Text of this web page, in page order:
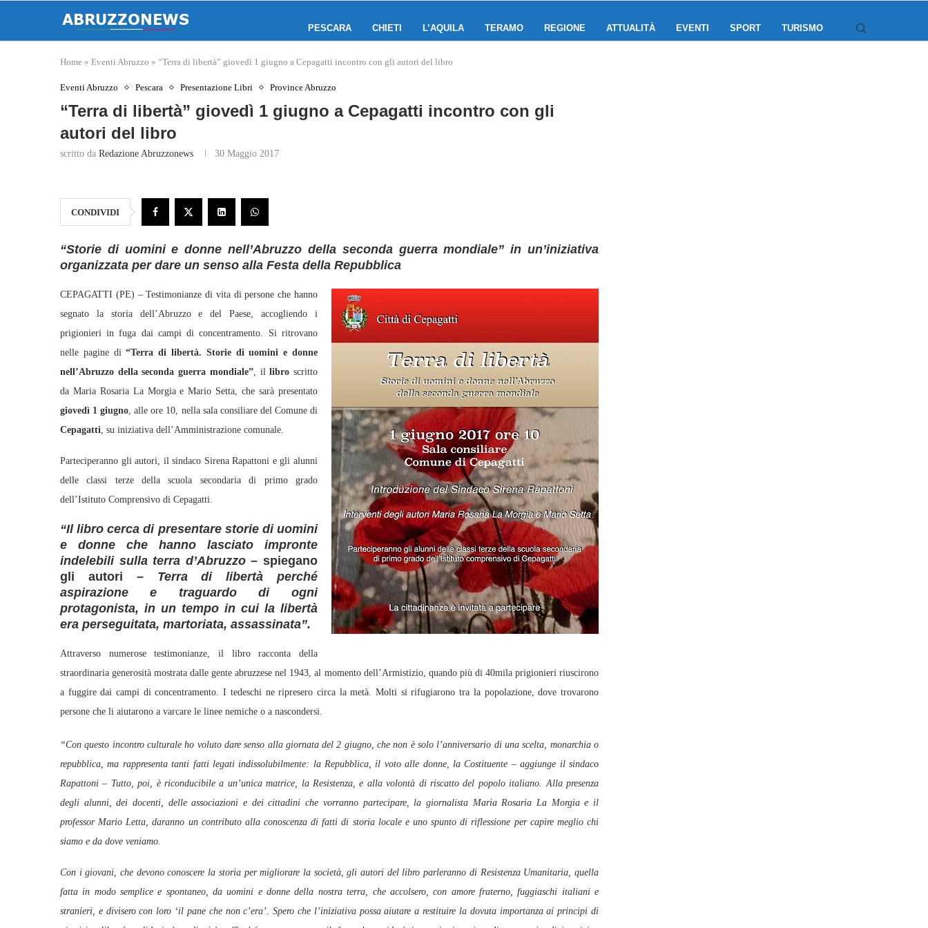
PESCARA CHIETI L’AQUILA TERAMO REGIONE ATTUALITÀ EVENTI SPORT TURISMO
Home » Eventi Abruzzo » “Terra di libertà” giovedì 1 giugno a Cepagatti incontro con gli autori del libro
Eventi Abruzzo Pescara Presentazione Libri Province Abruzzo
“Terra di libertà” giovedì 1 giugno a Cepagatti incontro con gli
autori del libro
scritto da Redazione Abruzzonews 30 Maggio 2017
CONDIVIDI
“Storie di uomini e donne nell’Abruzzo della seconda guerra mondiale” in un’iniziativa
organizzata per dare un senso alla Festa della Repubblica
CEPAGATTI (PE) – Testimonianze di vita di persone che hanno
segnato la storia dell’Abruzzo e del Paese, accogliendo i
prigionieri in fuga dai campi di concentramento. Si ritrovano
nelle pagine di“Terra di libertà. Storie di uomini e donne
nell’Abruzzo della seconda guerra mondiale”, illibro scritto
da Maria Rosaria La Morgia e Mario Setta, che sarà presentato
giovedì 1 giugno, alle ore 10, nella sala consiliare del Comune di
Cepagatti, su iniziativa dell’Amministrazione comunale.
Parteciperanno gli autori, il sindaco Sirena Rapattoni e gli alunni
delle classi terze della scuola secondaria di primo grado
dell’Istituto Comprensivo di Cepagatti.
“Il libro cerca di presentare storie di uomini
e donne che hanno lasciato impronte
indelebili sulla terra d’Abruzzo– spiegano
gli autori –Terra di libertà perché
aspirazione e traguardo di ogni
protagonista, in un tempo in cui la libertà
era perseguitata, martoriata, assassinata”.
Attraverso numerose testimonianze, il libro racconta della
straordinaria generosità mostrata dalle gente abruzzese nel 1943, al momento dell’Armistizio, quando più di 40mila prigionieri riuscirono
a fuggire dai campi di concentramento. I tedeschi ne ripresero circa la metà. Molti si rifugiarono tra la popolazione, dove trovarono
persone che li aiutarono a varcare le linee nemiche o a nascondersi.
“Con questo incontro culturale ho voluto dare senso alla giornata del 2 giugno, che non è solo l’anniversario di una scelta, monarchia o
repubblica, ma rappresenta tanti fatti legati indissolubilmente: la Repubblica, il voto alle donne, la Costituente – aggiunge il sindaco
Rapattoni – Tutto, poi, è riconducibile a un’unica matrice, la Resistenza, e alla volontà di riscatto del popolo italiano. Alla presenza
degli alunni, dei docenti, delle associazioni e dei cittadini che vorranno partecipare, la giornalista Maria Rosaria La Morgia e il
professor Mario Letta, daranno un contributo alla conoscenza di fatti di storia locale e uno spunto di riflessione per capire meglio chi
siamo e da dove veniamo.
Con i giovani, che devono conoscere la storia per migliorare la società, gli autori del libro parleranno di Resistenza Umanitaria, quella
fatta in modo semplice e spontaneo, da uomini e donne della nostra terra, che accolsero, con amore fraterno, fuggiaschi italiani e
stranieri, e divisero con loro ‘il pane che non c’era’. Spero che l’iniziativa possa aiutare a restituire la dovuta importanza ai principi di